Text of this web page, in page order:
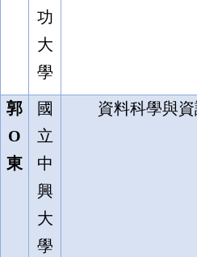
功
大
學
郭
O
東
國
立
中
興
大
學
資料科學與